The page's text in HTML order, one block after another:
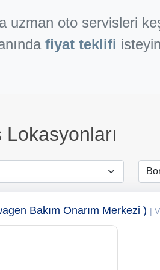
uzman oto servisleri
fiyat teklifi
Lokasyonları
Bakım Onarım Merkezi ) |